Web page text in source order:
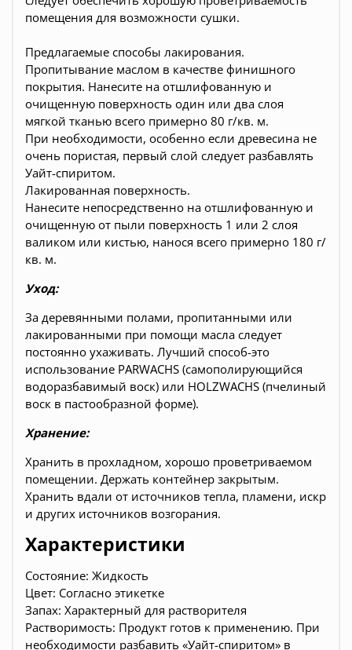
помещения для возможности сушки.
Предлагаемые способы лакирования.
Пропитывание маслом в качестве финишного
покрытия. Нанесите на отшлифованную и
очищенную поверхность один или два слоя
мягкой тканью всего примерно 80 г/кв. м.
При необходимости, особенно если древесина не
очень пористая, первый слой следует разбавлять
Уайт-спиритом.
Лакированная поверхность.
Нанесите непосредственно на отшлифованную и
очищенную от пыли поверхность 1 или 2 слоя
валиком или кистью, нанося всего примерно 180 г/
кв. м.
Уход:
За деревянными полами, пропитанными или
лакированными при помощи масла следует
постоянно ухаживать. Лучший способ-это
использование PARWACHS (самополирующийся
водоразбавимый воск) или HOLZWACHS (пчелиный
воск в пастообразной форме).
Хранение:
Хранить в прохладном, хорошо проветриваемом
помещении. Держать контейнер закрытым.
Хранить вдали от источников тепла, пламени, искр
и других источников возгорания.
Характеристики
Состояние: Жидкость
Цвет: Согласно этикетке
Запах: Характерный для растворителя
Растворимость: Продукт готов к применению. При
необходимости разбавить «Уайт-спиритом» в